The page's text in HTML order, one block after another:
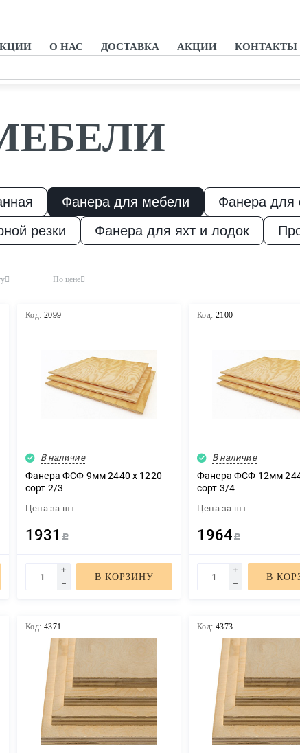
О НАС ДОСТАВКА АКЦИИ КОНТАКТЫ
Фанера для мебели Фанера для
резки Фанера для яхт и лодок
По цене
Код: 2099
В наличие
Фанера ФСФ 9мм 2440 х 1220
сорт 2/3
Цена за шт
1931 Р
В КОРЗИНУ
Код: 2100
В наличие
Фанера ФСФ 12мм
сорт 3/4
Цена за шт
1964 Р
В
Код: 4371 Код: 4373